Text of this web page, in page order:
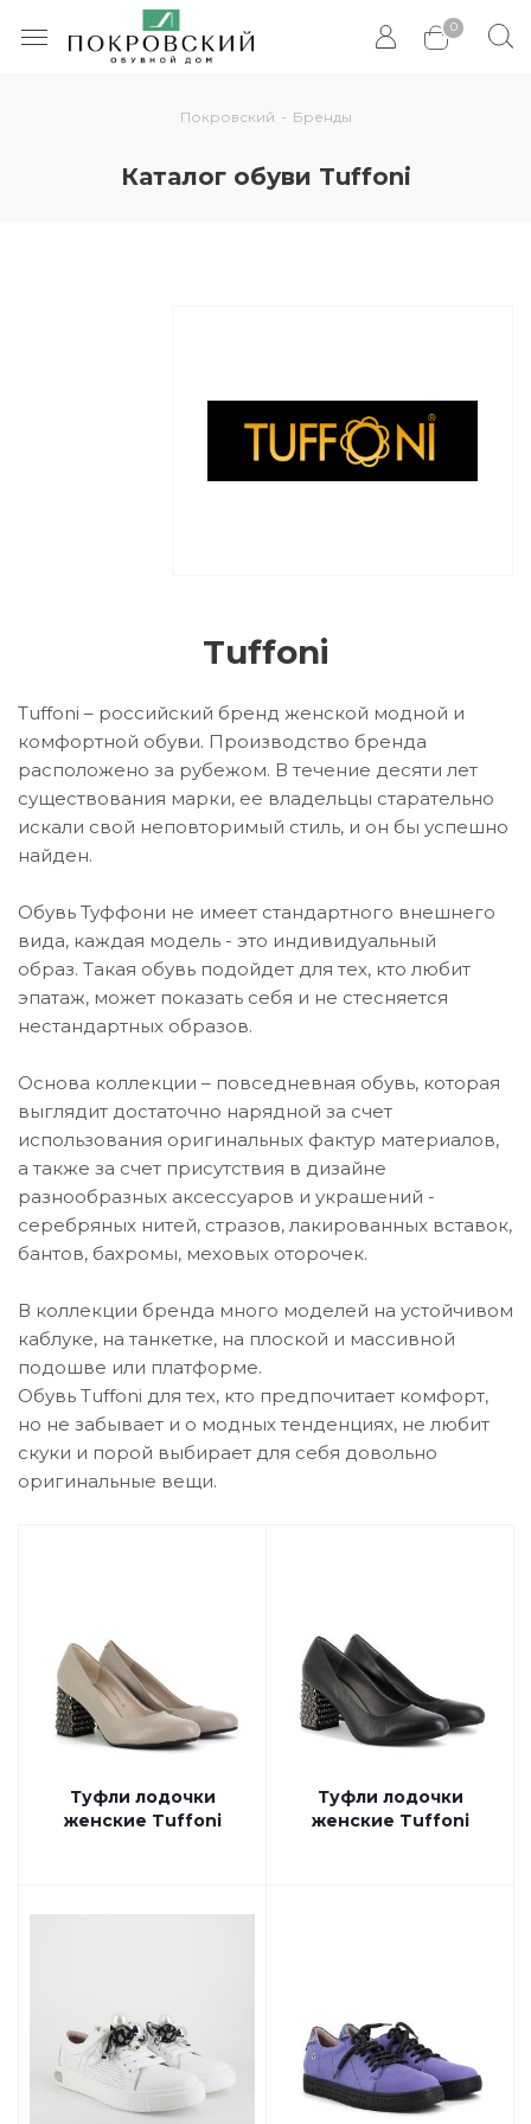
0
Покровский - Бренды
Каталог обуви Tuffoni
Tuffoni
Tuffoni – российский бренд женской модной и
комфортной обуви. Производство бренда
расположено за рубежом. В течение десяти лет
существования марки, ее владельцы старательно
искали свой неповторимый стиль, и он бы успешно
найден.
Обувь Туффони не имеет стандартного внешнего
вида, каждая модель - это индивидуальный
образ. Такая обувь подойдет для тех, кто любит
эпатаж, может показать себя и не стесняется
нестандартных образов.
Основа коллекции – повседневная обувь, которая
выглядит достаточно нарядной за счет
использования оригинальных фактур материалов,
а также за счет присутствия в дизайне
разнообразных аксессуаров и украшений -
серебряных нитей, стразов, лакированных вставок,
бантов, бахромы, меховых оторочек.
В коллекции бренда много моделей на устойчивом
каблуке, на танкетке, на плоской и массивной
подошве или платформе.
Обувь Tuffoni для тех, кто предпочитает комфорт,
но не забывает и о модных тенденциях, не любит
скуки и порой выбирает для себя довольно
оригинальные вещи.
Туфли лодочки
женские Tuffoni
Туфли лодочки
женские Tuffoni